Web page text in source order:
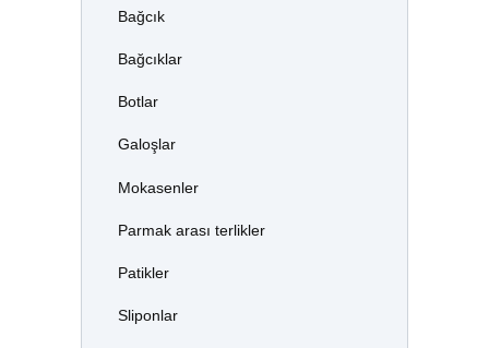
Bağcık
Bağcıklar
Botlar
Galoşlar
Mokasenler
Parmak arası terlikler
Patikler
Sliponlar